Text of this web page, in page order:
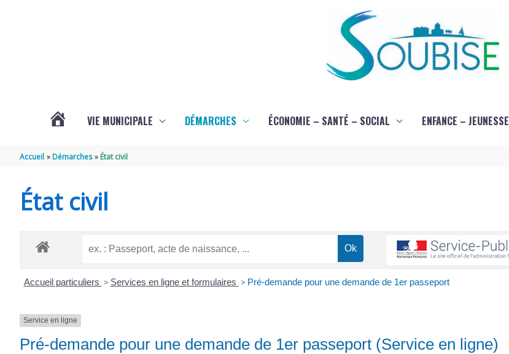
VIE MUNICIPALE DÉMARCHES ÉCONOMIE – SANTÉ – SOCIAL ENFANCE – JEUNESSE
Accueil Démarches État civil
État civil
Accueil particuliers > Services en ligne et formulaires > Pré-demande pour une demande de 1er passeport
Service en ligne
Pré-demande pour une demande de 1er passeport (Service en ligne)